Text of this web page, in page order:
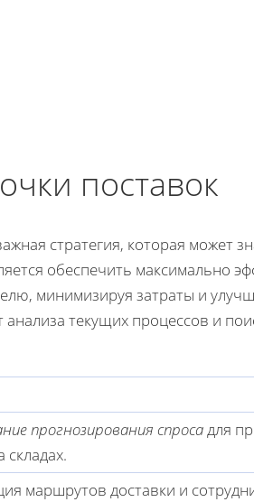
поставок
стратегия, которая может
обеспечить максимально
минимизируя затраты и
анализа текущих процессов и
прогнозирования спросадля
складах.
маршрутов доставки и